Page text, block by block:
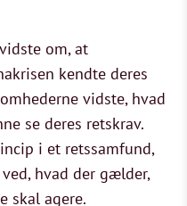
om, at
kendte deres
vidste, hvad
se deres retskrav.
i et retssamfund,
hvad der gælder,
skal agere.